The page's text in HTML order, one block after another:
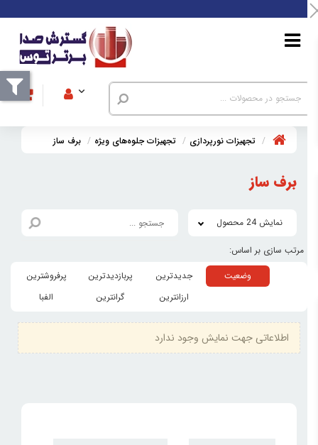
تجهیزات نورپردازی تجهیزات جلوه‌های ویژه برف ساز
برف ساز
نمایش 24 محصول
وضعیت جدیدترین پربازدیدترین
پرفروشترین
ارزانترین
گرانترین الفبا
اطلاعاتی جهت نمایش وجود ندارد